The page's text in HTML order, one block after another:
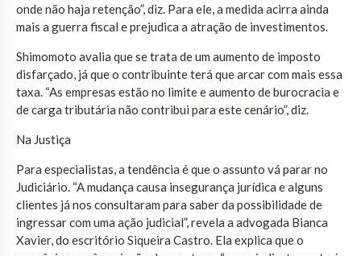
onde não haja retenção”, diz. Para ele, a medida acirra ainda
mais a guerra fiscal e prejudica a atração de investimentos.
Shimomoto avalia que se trata de um aumento de imposto
disfarçado, já que o contribuinte terá que arcar com mais essa
taxa. “As empresas estão no limite e aumento de burocracia e
de carga tributária não contribui para este cenário”, diz.
Na Justiça
Para especialistas, a tendência é que o assunto vá parar no
Judiciário. “A mudança causa insegurança jurídica e alguns
clientes já nos consultaram para saber da possibilidade de
ingressar com uma ação judicial”, revela a advogada Bianca
Xavier, do escritório Siqueira Castro. Ela explica que o